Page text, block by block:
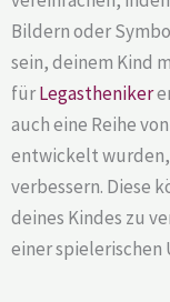
Bildern oder
sein, deinem Kind
fürLegastheniker
auch eine Reihe
entwickelt wurden,
verbessern. Diese
deines Kindes zu
einer spielerischen